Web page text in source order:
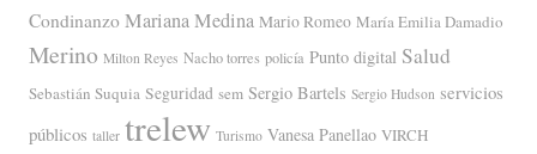
Condinanzo Mariana Medina Mario Romeo María Emilia Damadio
Merino Milton Reyes Nacho torres policía Punto digital Salud
Sebastián Suquia Seguridad sem Sergio Bartels Sergio Hudson servicios
públicos taller trelew Turismo Vanesa Panellao VIRCH